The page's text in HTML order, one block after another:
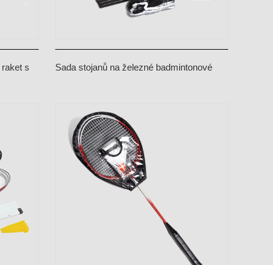
s
Sada stojanů na železné badmintonové